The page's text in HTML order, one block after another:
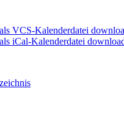
VCS-Kalenderdatei
iCal-Kalenderdatei